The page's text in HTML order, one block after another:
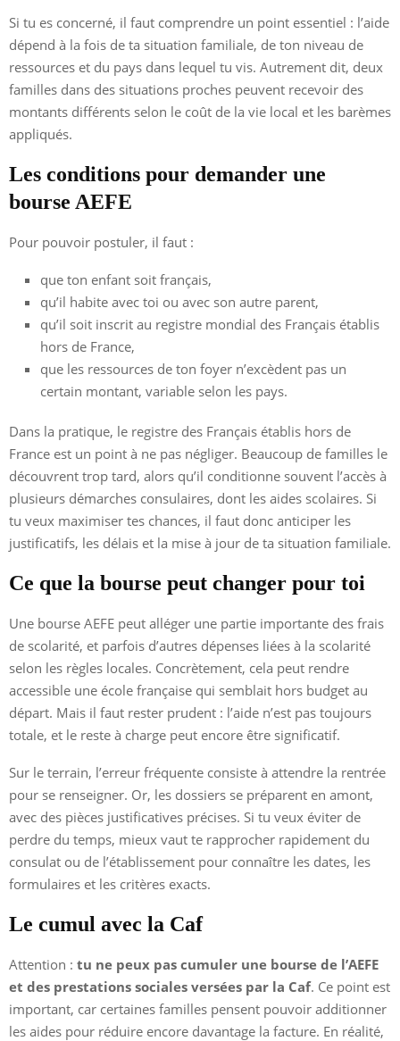
Si tu es concerné, il faut comprendre un point essentiel : l’aide
dépend à la fois de ta situation familiale, de ton niveau de
ressources et du pays dans lequel tu vis. Autrement dit, deux
familles dans des situations proches peuvent recevoir des
montants différents selon le coût de la vie local et les barèmes
appliqués.
Les conditions pour demander une
bourse AEFE
Pour pouvoir postuler, il faut :
que ton enfant soit français,
qu’il habite avec toi ou avec son autre parent,
qu’il soit inscrit au registre mondial des Français établis
hors de France,
que les ressources de ton foyer n’excèdent pas un
certain montant, variable selon les pays.
Dans la pratique, le registre des Français établis hors de
France est un point à ne pas négliger. Beaucoup de familles le
découvrent trop tard, alors qu’il conditionne souvent l’accès à
plusieurs démarches consulaires, dont les aides scolaires. Si
tu veux maximiser tes chances, il faut donc anticiper les
justificatifs, les délais et la mise à jour de ta situation familiale.
Ce que la bourse peut changer pour toi
Une bourse AEFE peut alléger une partie importante des frais
de scolarité, et parfois d’autres dépenses liées à la scolarité
selon les règles locales. Concrètement, cela peut rendre
accessible une école française qui semblait hors budget au
départ. Mais il faut rester prudent : l’aide n’est pas toujours
totale, et le reste à charge peut encore être significatif.
Sur le terrain, l’erreur fréquente consiste à attendre la rentrée
pour se renseigner. Or, les dossiers se préparent en amont,
avec des pièces justificatives précises. Si tu veux éviter de
perdre du temps, mieux vaut te rapprocher rapidement du
consulat ou de l’établissement pour connaître les dates, les
formulaires et les critères exacts.
Le cumul avec la Caf
Attention : tu ne peux pas cumuler une bourse de l’AEFE
et des prestations sociales versées par la Caf. Ce point est
important, car certaines familles pensent pouvoir additionner
les aides pour réduire encore davantage la facture. En réalité,